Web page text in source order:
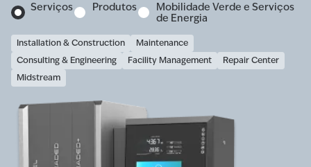
Serviços Produtos
Mobilidade Verde e Serviços
de Energia
Installation & Construction
Maintenance
Consulting & Engineering
Facility Management
Repair Center
Midstream